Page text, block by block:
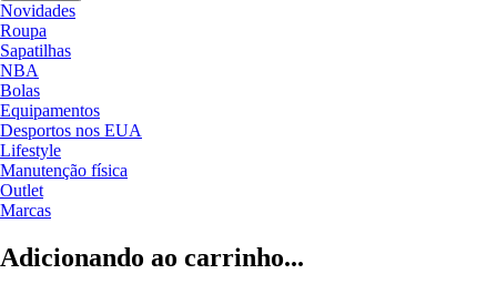
Novidades
Roupa
Sapatilhas
NBA
Bolas
Equipamentos
Desportos nos EUA
Lifestyle
Manutenção física
Outlet
Marcas
Adicionando ao carrinho...